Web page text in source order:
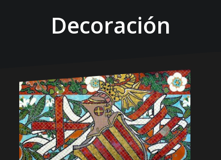
Decoración